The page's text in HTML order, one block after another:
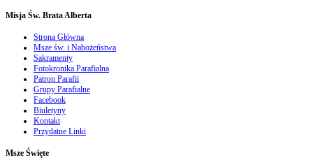
Misja Św. Brata Alberta
Strona Główna
Msze św. i Nabożeństwa
Sakramenty
Fotokronika Parafialna
Patron Parafii
Grupy Parafialne
Facebook
Biuletyny
Kontakt
Przydatne Linki
Msze Święte